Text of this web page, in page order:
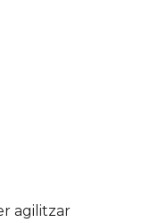
agilitzar